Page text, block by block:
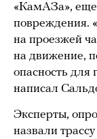
«КамАЗа»,
повреждения.
на проезжей
на движение,
опасность для
написал
Эксперты,
назвали